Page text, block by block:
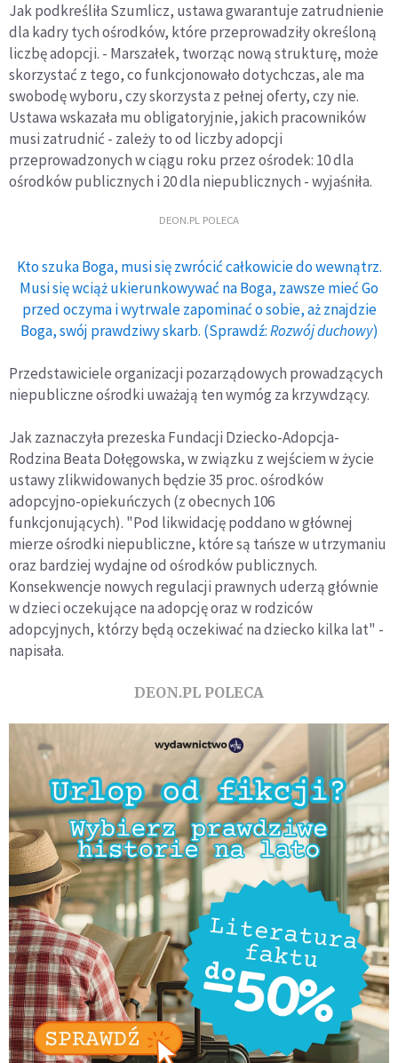
Jak podkreśliła Szumlicz, ustawa gwarantuje zatrudnienie
dla kadry tych ośrodków, które przeprowadziły określoną
liczbę adopcji. - Marszałek, tworząc nową strukturę, może
skorzystać z tego, co funkcjonowało dotychczas, ale ma
swobodę wyboru, czy skorzysta z pełnej oferty, czy nie.
Ustawa wskazała mu obligatoryjnie, jakich pracowników
musi zatrudnić - zależy to od liczby adopcji
przeprowadzonych w ciągu roku przez ośrodek: 10 dla
ośrodków publicznych i 20 dla niepublicznych - wyjaśniła.
DEON.PL POLECA
Kto szuka Boga, musi się zwrócić całkowicie do wewnątrz.
Musi się wciąż ukierunkowywać na Boga, zawsze mieć Go
przed oczyma i wytrwale zapominać o sobie, aż znajdzie
Boga, swój prawdziwy skarb. (Sprawdź:Rozwój duchowy)
Przedstawiciele organizacji pozarządowych prowadzących
niepubliczne ośrodki uważają ten wymóg za krzywdzący.
Jak zaznaczyła prezeska Fundacji Dziecko-Adopcja-
Rodzina Beata Dołęgowska, w związku z wejściem w życie
ustawy zlikwidowanych będzie 35 proc. ośrodków
adopcyjno-opiekuńczych (z obecnych 106
funkcjonujących). "Pod likwidację poddano w głównej
mierze ośrodki niepubliczne, które są tańsze w utrzymaniu
oraz bardziej wydajne od ośrodków publicznych.
Konsekwencje nowych regulacji prawnych uderzą głównie
w dzieci oczekujące na adopcję oraz w rodziców
adopcyjnych, którzy będą oczekiwać na dziecko kilka lat" -
napisała.
DEON.PL POLECA